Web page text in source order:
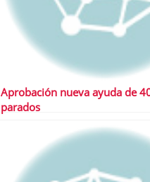
Aprobación nueva ayuda de
parados